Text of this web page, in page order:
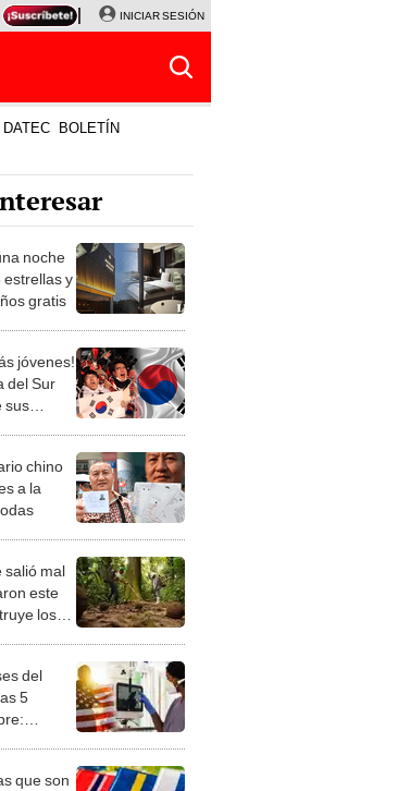
MAGALY MEDINA SINUANO RESULTADOS HOY
INICIAR SESIÓN
DATEC BOLETÍN
noche
estrellas y
gratis
jóvenes!
del Sur
sus
chino
a la
salió mal
este
los
del
5
que son